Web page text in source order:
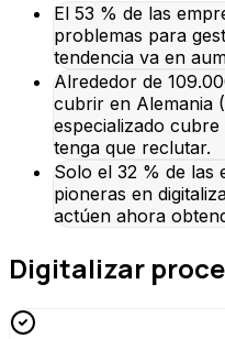
El 53 % de las
problemas para
tendencia va en
Alrededor de
cubrir en Alemania
especializado
tenga que reclutar.
Solo el 32 % de las
pioneras en
actúen ahora
Digitalizar